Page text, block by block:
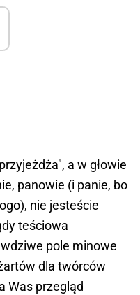
a w głowie
panowie (i panie, bo
nie jesteście
teściowa
pole minowe
dla twórców
Was przegląd